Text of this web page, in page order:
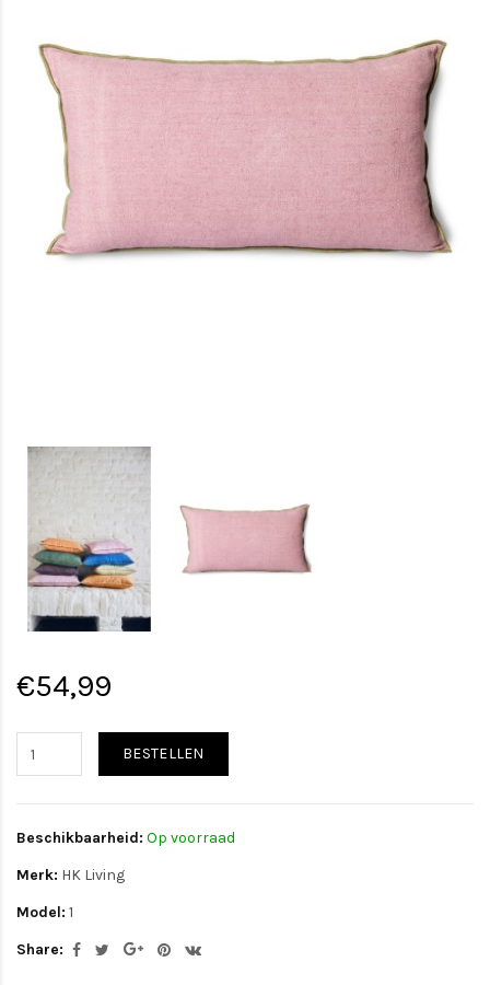
€54,99
BESTELLEN
Beschikbaarheid: Op voorraad
Merk: HK Living
Model: 1
Share: